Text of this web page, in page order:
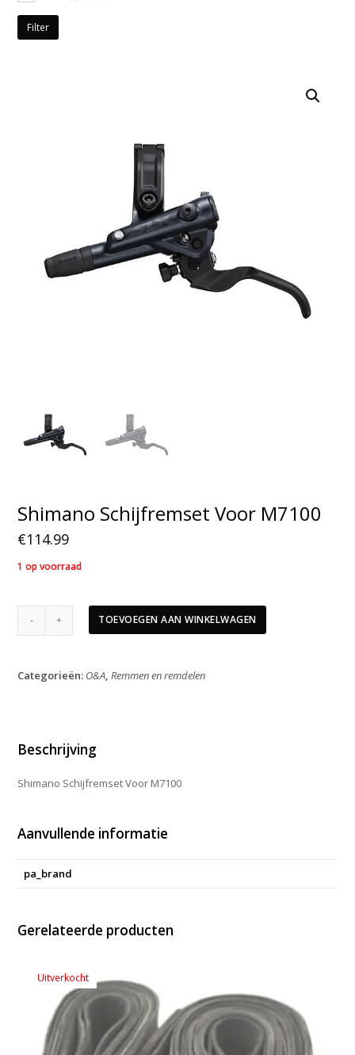
Filter
Shimano Schijfremset Voor M7100
€114.99
1 op voorraad
Schijfremset
aantal
TOEVOEGEN AAN WINKELWAGEN
Categorieën: O&A,Remmen en remdelen
Beschrijving
Shimano Schijfremset Voor M7100
Aanvullende informatie
pa_brand
Gerelateerde producten
Uitverkocht